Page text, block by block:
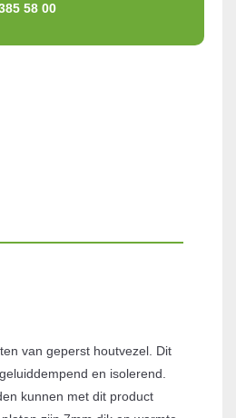
58 00
van geperst houtvezel. Dit
en isolerend.
kunnen met dit product